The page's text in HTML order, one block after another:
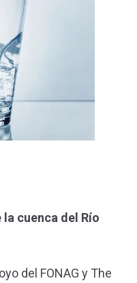
cuenca del Río
del FONAG y The